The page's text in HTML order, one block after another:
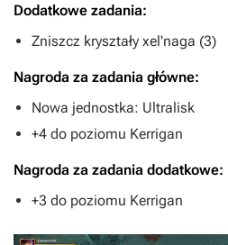
Dodatkowe zadania:
Zniszcz kryształy xel'naga (3)
Nagroda za zadania główne:
Nowa jednostka: Ultralisk
+4 do poziomu Kerrigan
Nagroda za zadania dodatkowe:
+3 do poziomu Kerrigan